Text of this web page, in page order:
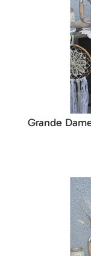
Grande